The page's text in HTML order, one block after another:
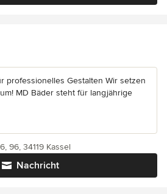
professionelles Gestalten Wir setzen
MD Bäder steht für langjährige
Nachricht
96, 34119 Kassel